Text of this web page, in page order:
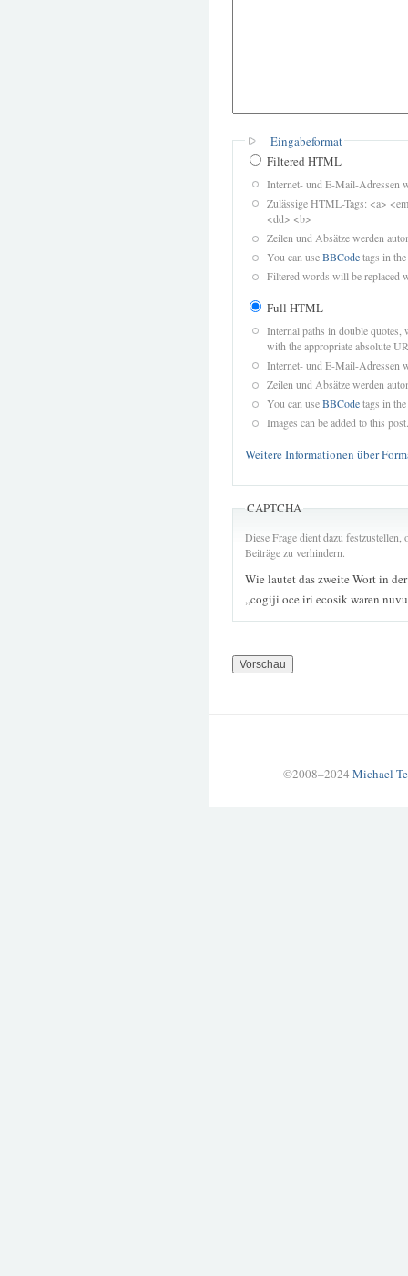
Eingabeformat
Filtered HTML
Internet- und E-Mail-Adressen
Zulässige HTML-Tags: <a>
<dd> <b>
Zeilen und Absätze werden
You can useBBCodetags in
Filtered words will be replaced
Full HTML
Internal paths in double quotes,
with the appropriate absolute
Internet- und E-Mail-Adressen
Zeilen und Absätze werden
You can useBBCodetags in
Images can be added to this post.
Weitere Informationen über
CAPTCHA
Diese Frage dient dazu
Beiträge zu verhindern.
Wie lautet das zweite Wort in
„cogiji oce iri ecosik waren
©2008–2024 Michael